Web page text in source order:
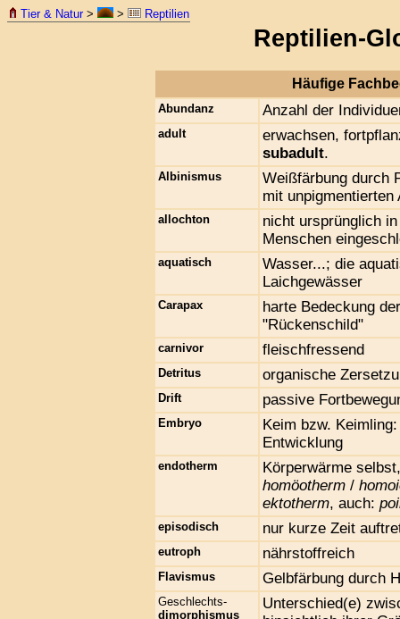
Tier & Natur> > Reptilien
Reptilien-
Häufige
Abundanz Anzahl der
adult
erwachsen,
subadult.
Albinismus
Weißfärbung durch
mit unpigmentierten
allochton
nicht ursprünglich
Menschen
aquatisch
Wasser...; die
Laichgewässer
Carapax
harte Bedeckung
"Rückenschild"
carnivor fleischfressend
Detritus organische
Drift passive
Embryo
Keim bzw.
Entwicklung
endotherm
Körperwärme
homöotherm /
ektotherm, auch:
episodisch nur kurze Zeit
eutroph nährstoffreich
Flavismus Gelbfärbung durch
Geschlechts-
dimorphismus
Unterschied(e)